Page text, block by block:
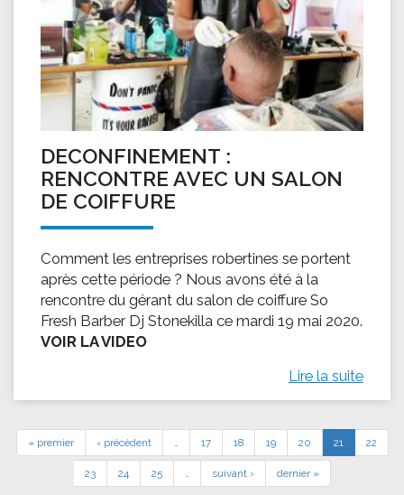
DECONFINEMENT :
RENCONTRE AVEC UN SALON
DE COIFFURE
Comment les entreprises robertines se portent
après cette période ? Nous avons été à la
rencontre du gérant du salon de coiffure So
Fresh Barber Dj Stonekilla ce mardi 19 mai 2020.
VOIR LA VIDEO
Lire la suite
« premier ‹ précédent … 17 18 19 20 21 22
23 24 25 … suivant › dernier »